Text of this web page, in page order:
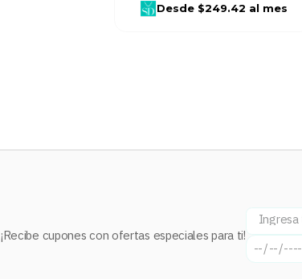
Desde$249.42 al mes
¡Recibe cupones con ofertas especiales para ti!